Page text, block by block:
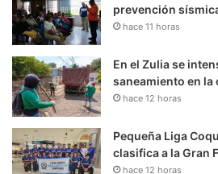
prevención
hace 11 horas
En el Zulia se
saneamiento en la
hace 12 horas
Pequeña Liga
clasifica a la Gran
hace 12 horas